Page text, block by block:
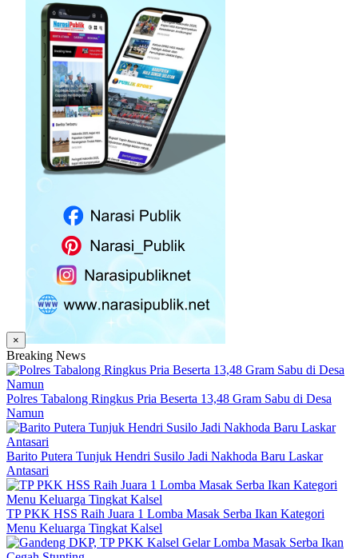
×
Breaking News
Polres Tabalong Ringkus Pria Beserta 13,48 Gram Sabu di Desa
Namun
Barito Putera Tunjuk Hendri Susilo Jadi Nakhoda Baru Laskar
Antasari
TP PKK HSS Raih Juara 1 Lomba Masak Serba Ikan Kategori
Menu Keluarga Tingkat Kalsel